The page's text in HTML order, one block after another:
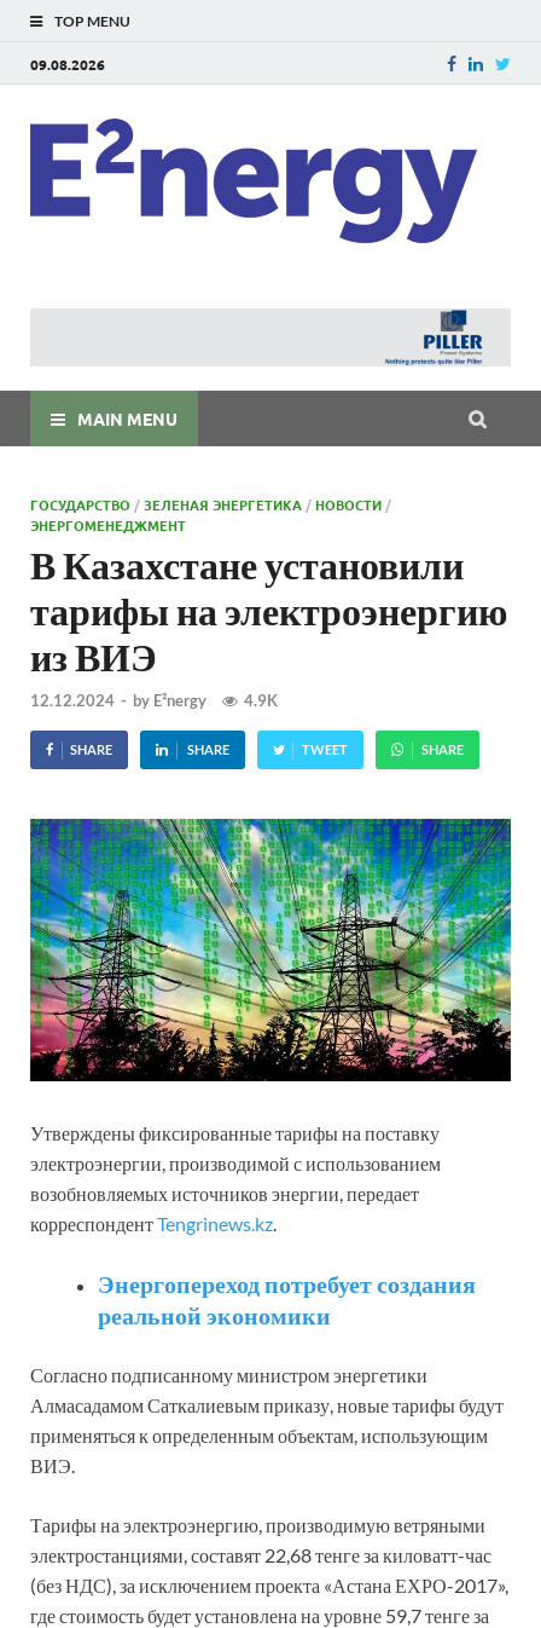
TOP MENU
09.08.2026
MAIN MENU
ГОСУДАРСТВО /ЗЕЛЕНАЯ ЭНЕРГЕТИКА /НОВОСТИ /
ЭНЕРГОМЕНЕДЖМЕНТ
В Казахстане установили
тарифы на электроэнергию
из ВИЭ
12.12.2024 - by E²nergy 4.9K
SHARE SHARE TWEET SHARE
Утверждены фиксированные тарифы на поставку
электроэнергии, производимой с использованием
возобновляемых источников энергии, передает
корреспондентTengrinews.kz.
Энергопереход потребует создания
реальной экономики
Согласно подписанному министром энергетики
Алмасадамом Саткалиевым приказу, новые тарифы будут
применяться к определенным объектам, использующим
ВИЭ.
Тарифы на электроэнергию, производимую ветряными
электростанциями, составят 22,68 тенге за киловатт-час
(без НДС), за исключением проекта «Астана ЕХРО-2017»,
где стоимость будет установлена на уровне 59,7 тенге за